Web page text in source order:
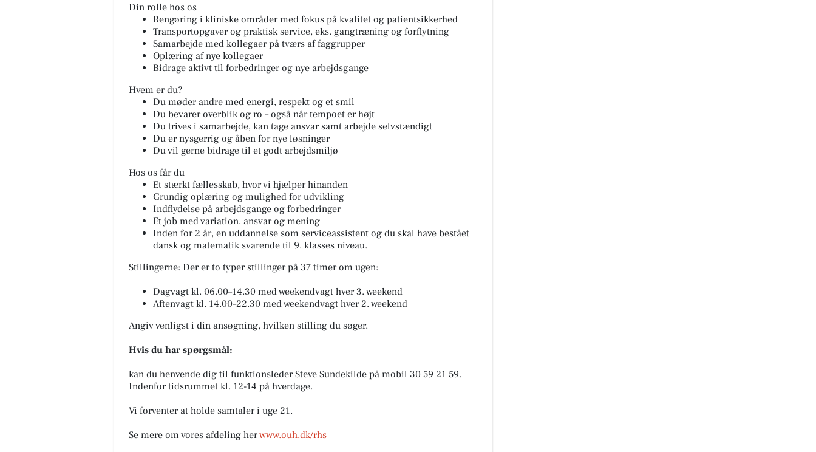
Din rolle hos os
Rengøring i kliniske områder med fokus på kvalitet og patientsikkerhed
Transportopgaver og praktisk service, eks. gangtræning og forflytning
Samarbejde med kollegaer på tværs af faggrupper
Oplæring af nye kollegaer
Bidrage aktivt til forbedringer og nye arbejdsgange
Hvem er du?
Du møder andre med energi, respekt og et smil
Du bevarer overblik og ro – også når tempoet er højt
Du trives i samarbejde, kan tage ansvar samt arbejde selvstændigt
Du er nysgerrig og åben for nye løsninger
Du vil gerne bidrage til et godt arbejdsmiljø
Hos os får du
Et stærkt fællesskab, hvor vi hjælper hinanden
Grundig oplæring og mulighed for udvikling
Indflydelse på arbejdsgange og forbedringer
Et job med variation, ansvar og mening
Inden for 2 år, en uddannelse som serviceassistent og du skal have bestået
dansk og matematik svarende til 9. klasses niveau.
Stillingerne: Der er to typer stillinger på 37 timer om ugen:
Dagvagt kl. 06.00–14.30 med weekendvagt hver 3. weekend
Aftenvagt kl. 14.00–22.30 med weekendvagt hver 2. weekend
Angiv venligst i din ansøgning, hvilken stilling du søger.
Hvis du har spørgsmål:
kan du henvende dig til funktionsleder Steve Sundekilde på mobil 30 59 21 59.
Indenfor tidsrummet kl. 12-14 på hverdage.
Vi forventer at holde samtaler i uge 21.
Se mere om vores afdeling herwww.ouh.dk/rhs